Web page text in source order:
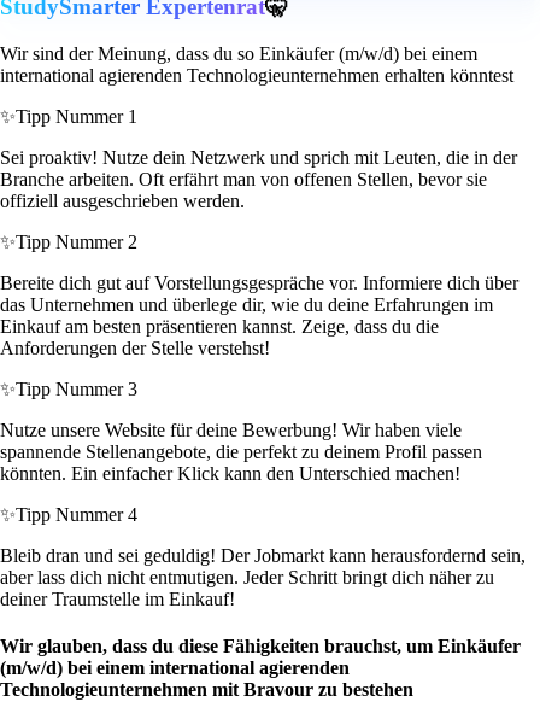
StudySmarter Expertenrat🤫
Wir sind der Meinung, dass du so Einkäufer (m/w/d) bei einem
international agierenden Technologieunternehmen erhalten könntest
✨Tipp Nummer 1
Sei proaktiv! Nutze dein Netzwerk und sprich mit Leuten, die in der
Branche arbeiten. Oft erfährt man von offenen Stellen, bevor sie
offiziell ausgeschrieben werden.
✨Tipp Nummer 2
Bereite dich gut auf Vorstellungsgespräche vor. Informiere dich über
das Unternehmen und überlege dir, wie du deine Erfahrungen im
Einkauf am besten präsentieren kannst. Zeige, dass du die
Anforderungen der Stelle verstehst!
✨Tipp Nummer 3
Nutze unsere Website für deine Bewerbung! Wir haben viele
spannende Stellenangebote, die perfekt zu deinem Profil passen
könnten. Ein einfacher Klick kann den Unterschied machen!
✨Tipp Nummer 4
Bleib dran und sei geduldig! Der Jobmarkt kann herausfordernd sein,
aber lass dich nicht entmutigen. Jeder Schritt bringt dich näher zu
deiner Traumstelle im Einkauf!
Wir glauben, dass du diese Fähigkeiten brauchst, um Einkäufer
(m/w/d) bei einem international agierenden
Technologieunternehmen mit Bravour zu bestehen